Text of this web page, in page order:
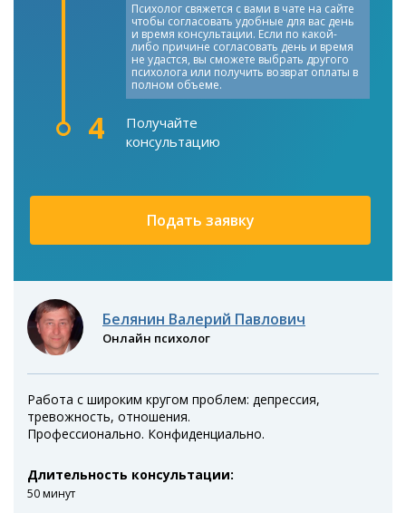
Психолог свяжется с вами в чате на сайте
чтобы согласовать удобные для вас день
и время консультации. Если по какой-
либо причине согласовать день и время
не удастся, вы сможете выбрать другого
психолога или получить возврат оплаты в
полном объеме.
4
Получайте
консультацию
Подать заявку
Белянин Валерий Павлович
Онлайн психолог
Работа с широким кругом проблем: депрессия,
тревожность, отношения.
Профессионально. Конфиденциально.
Длительность консультации:
50 минут